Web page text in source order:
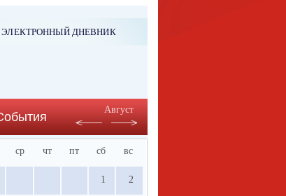
ЭЛЕКТРОННЫЙ ДНЕВНИК
Август
ср чт пт сб вс
1 2